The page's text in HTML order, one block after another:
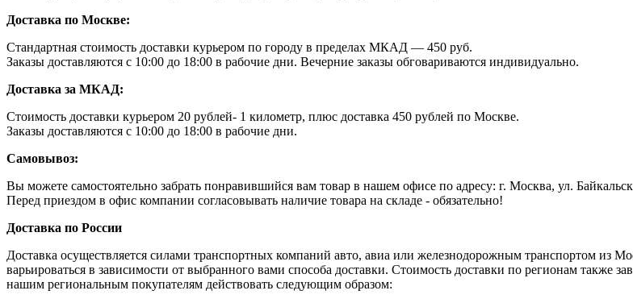
Доставка по Москве:
Стандартная стоимость доставки курьером по городу в пределах МКАД — 450 руб.
Заказы доставляются с 10:00 до 18:00 в рабочие дни. Вечерние заказы обговариваются индивидуально.
Доставка за МКАД:
Стоимость доставки курьером 20 рублей- 1 километр, плюс доставка 450 рублей по Москве.
Заказы доставляются с 10:00 до 18:00 в рабочие дни.
Самовывоз:
Вы можете самостоятельно забрать понравившийся вам товар в нашем офисе по адресу: г. Москва, ул.
Перед приездом в офис компании согласовывать наличие товара на складе - обязательно!
Доставка по России
Доставка осуществляется силами транспортных компаний авто, авиа или железнодорожным транспортом из
варьироваться в зависимости от выбранного вами способа доставки. Стоимость доставки по регионам также
нашим региональным покупателям действовать следующим образом: